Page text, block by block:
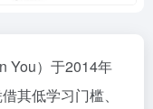
You）于2014年
其低学习门槛、